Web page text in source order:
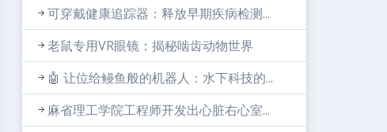
可穿戴健康追踪器：释放早期疾病检测...
老鼠专用VR眼镜：揭秘啮齿动物世界
🤖 让位给鳗鱼般的机器人：水下科技的...
麻省理工学院工程师开发出心脏右心室...